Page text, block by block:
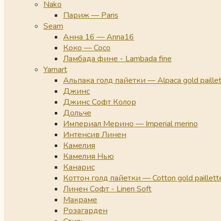
Nako
Париж — Paris
Seam
Анна 16 — Anna16
Коко — Coco
Ламбада фине - Lambada fine
Yarnart
Альпака голд пайетки — Alpaca gold
Джинс
Джинс Софт Колор
Дольче
Империал Мерино — Imperial merino
Интенсив Линен
Камелия
Камелия Нью
Канарис
Коттон голд пайетки — Cotton gold
Линен Софт - Linen Soft
Макраме
Розагарден